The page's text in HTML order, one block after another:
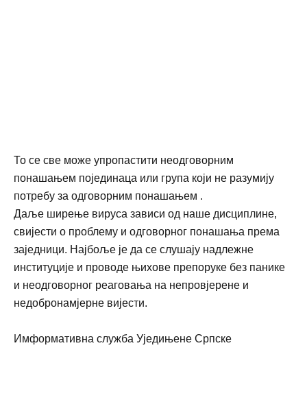
То се све може упропастити неодговорним
понашањем појединаца или група који не разумију
потребу за одговорним понашањем .
Даље ширење вируса зависи од наше дисциплине,
свијести о проблему и одговорног понашања према
заједници. Најбоље је да се слушају надлежне
институције и проводе њихове препоруке без панике
и неодговорног реаговања на непровјерене и
недобронамјерне вијести.
Имформативна служба Уједињене Српске